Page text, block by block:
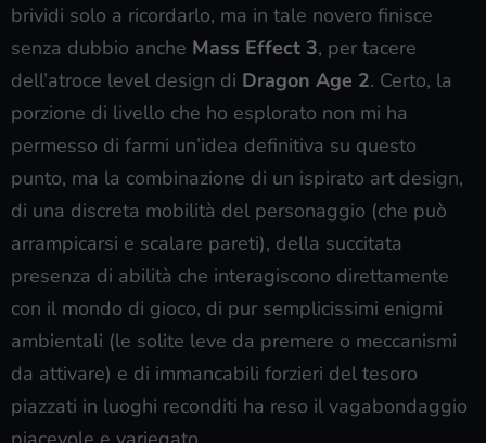
brividi solo a ricordarlo, ma in tale novero finisce
senza dubbio anche Mass Effect 3, per tacere
dell’atroce level design di Dragon Age 2. Certo, la
porzione di livello che ho esplorato non mi ha
permesso di farmi un’idea definitiva su questo
punto, ma la combinazione di un ispirato art design,
di una discreta mobilità del personaggio (che può
arrampicarsi e scalare pareti), della succitata
presenza di abilità che interagiscono direttamente
con il mondo di gioco, di pur semplicissimi enigmi
ambientali (le solite leve da premere o meccanismi
da attivare) e di immancabili forzieri del tesoro
piazzati in luoghi reconditi ha reso il vagabondaggio